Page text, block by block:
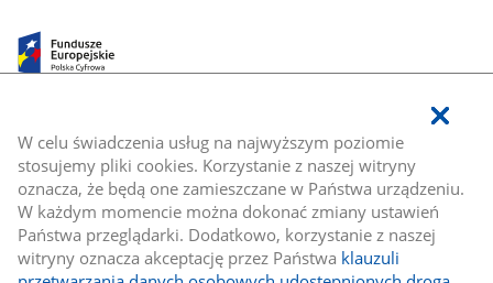
W celu świadczenia usług na najwyższym poziomie
stosujemy pliki cookies. Korzystanie z naszej witryny
oznacza, że będą one zamieszczane w Państwa urządzeniu.
W każdym momencie można dokonać zmiany ustawień
Państwa przeglądarki. Dodatkowo, korzystanie z naszej
witryny oznacza akceptację przez Państwa klauzuli